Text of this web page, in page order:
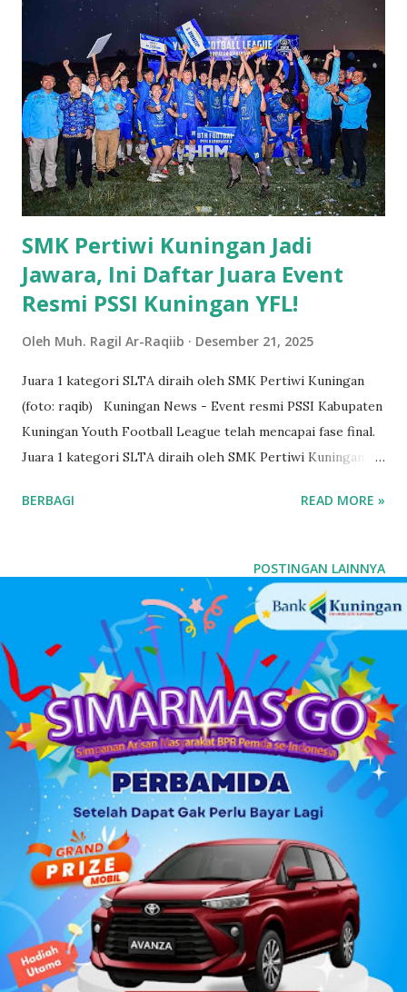
UMKM yang berasal dari 10 desa dan satu kampus UMKM.
Pameran itu menjadi wadah bagi pelaku usaha lokal untuk
memamerkan produk unggulan mereka kepada masyarakat
luas. Panitia kegiatan dari divisi External Relations, Rifa
Zahy, menjelaskan Saung Rahayat merupakan puncak dari
rangkaian kegiatan KKN Universitas Prasetiya Mulya.
Selama 21 hari pelaksanaan KKN, setiap kelompok
mahasiswa membawa satu UMKM. “Selama 21 hari, masing-
masing kelompok KKN memba...
SMK Pertiwi Kuningan Jadi
Jawara, Ini Daftar Juara Event
Resmi PSSI Kuningan YFL!
Oleh Muh. Ragil Ar-Raqiib Desember 21, 2025
Juara 1 kategori SLTA diraih oleh SMK Pertiwi Kuningan
(foto: raqib) Kuningan News - Event resmi PSSI Kabupaten
Kuningan Youth Football League telah mencapai fase final.
Juara 1 kategori SLTA diraih oleh SMK Pertiwi Kuningan,
juara 3 bersama yaitu SMAN 1 Ciawigebang dan SMKN 1
(18/12/2025). Para penonton disuguhkan pertandingan
antara SMK Pertiwi Kuningan melawan SMAN 1 Luragung.
Dari awal pertandingan, suasana di stadion sangat panas
kedua tim menunjukkan permainan terbaiknya di
pertandingan penentu jawara ini, sejak peluit awal kedua
kesebelasan saling menyerang dan menampilkan strategi
yang baik. Setelah perjuangan yang tidak mudah, SMK
Pertiwi Kuningan akhirnya berhasil meraih juara 1 setelah
menang tipis 1-0 atas SMAN 1 Luragung. Keberhasilan itu
mempertegas posisi mereka sebagai tim tangguh d...
BERBAGI READ MORE »
POSTINGAN LAINNYA